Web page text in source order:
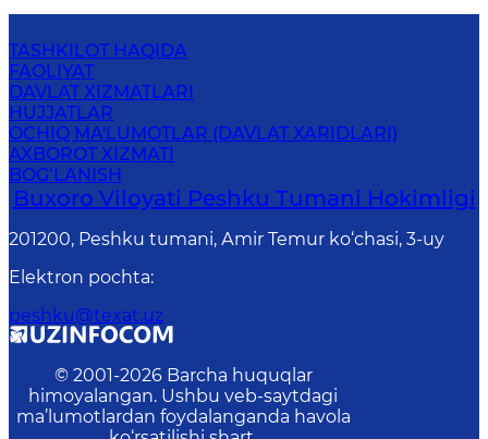
TASHKILOT HAQIDA
FAOLIYAT
DAVLAT XIZMATLARI
HUJJATLAR
OCHIQ MA'LUMOTLAR (DAVLAT XARIDLARI)
AXBOROT XIZMATI
BOG‘LANISH
Buxoro Viloyati Peshku Tumani Hokimligi
201200, Peshku tumani, Аmir Temur ko‘chasi, 3-uy
Elektron pochta:
peshku@texat.uz
© 2001-2026 Barcha huquqlar
himoyalangan. Ushbu veb-saytdagi
ma’lumotlardan foydalanganda havola